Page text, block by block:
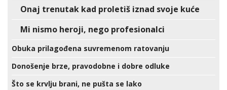
Onaj trenutak kad proletiš iznad svoje kuće
Mi nismo heroji, nego profesionalci
Obuka prilagođena suvremenom ratovanju
Donošenje brze, pravodobne i dobre odluke
Što se krvlju brani, ne pušta se lako